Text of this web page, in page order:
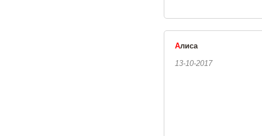
Алиса
13-10-2017